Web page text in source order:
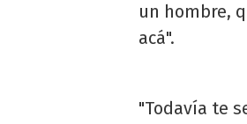
un hombre,
acá".
"Todavía te